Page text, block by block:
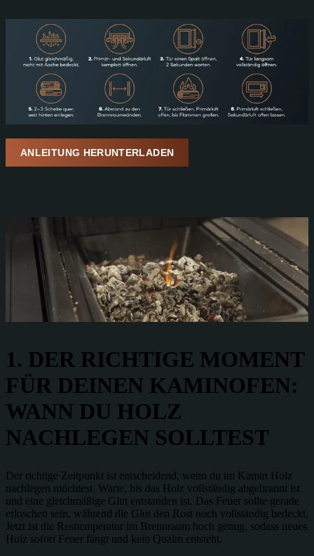
ANLEITUNG HERUNTERLADEN
1. DER RICHTIGE MOMENT
FÜR DEINEN KAMINOFEN:
WANN DU HOLZ
NACHLEGEN SOLLTEST
Der richtige Zeitpunkt ist entscheidend, wenn du im Kamin Holz
nachlegen möchtest. Warte, bis das Holz vollständig abgebrannt ist
und eine gleichmäßige Glut entstanden ist. Das Feuer sollte gerade
erloschen sein, während die Glut den Rost noch vollständig bedeckt.
Jetzt ist die Resttemperatur im Brennraum hoch genug, sodass neues
Holz sofort Feuer fängt und kein Qualm entsteht.